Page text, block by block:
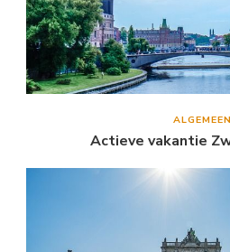
ALGEMEEN
Actieve vakantie